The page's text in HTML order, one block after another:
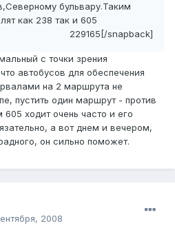
бульвару.Таким
как 238 так и 605
229165[/snapback]
с точки зрения
автобусов для обеспечения
на 2 маршрута не
пустить один маршрут - против
605 ходит очень часто и его
а вот днем и вечером,
он сильно поможет.
2008